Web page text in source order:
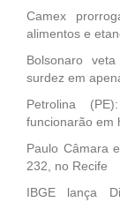
Camex
alimentos e
Bolsonaro
surdez em
Petrolina
funcionarão em
Paulo Câmara
232, no Recife
IBGE lança